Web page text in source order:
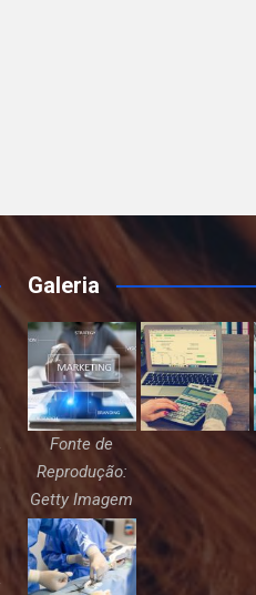
Galeria
Fonte de
Reprodução:
Getty Imagem